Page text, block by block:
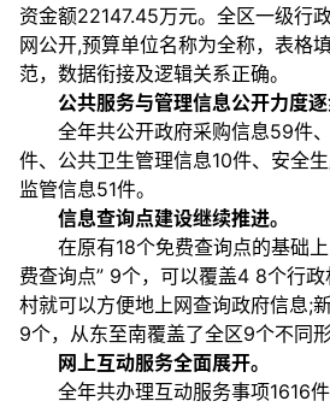
资金额22147.45万元。全区一级行
网公开,预算单位名称为全称，表格
范，数据衔接及逻辑关系正确。
公共服务与管理信息公开力度逐
全年共公开政府采购信息59件
件、公共卫生管理信息10件、安全
监管信息51件。
信息查询点建设继续推进。
在原有18个免费查询点的基础上
费查询点” 9个，可以覆盖4 8个行
村就可以方便地上网查询政府信息;
9个，从东至南覆盖了全区9个不同
网上互动服务全面展开。
全年共办理互动服务事项1616件